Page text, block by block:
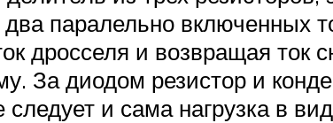
два паралельно включенных
дросселя и возвращая
За диодом резистор и
следует и сама нагрузка в